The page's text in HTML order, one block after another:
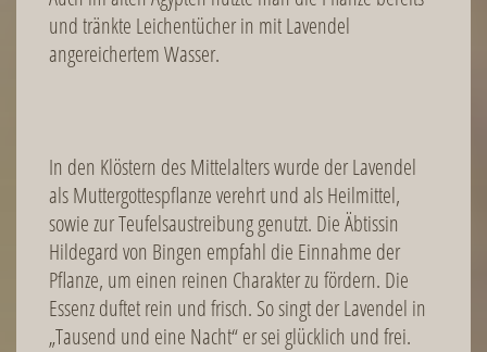
und tränkte Leichentücher in mit Lavendel
angereichertem Wasser.
In den Klöstern des Mittelalters wurde der Lavendel
als Muttergottespflanze verehrt und als Heilmittel,
sowie zur Teufelsaustreibung genutzt. Die Äbtissin
Hildegard von Bingen empfahl die Einnahme der
Pflanze, um einen reinen Charakter zu fördern. Die
Essenz duftet rein und frisch. So singt der Lavendel in
„Tausend und eine Nacht“ er sei glücklich und frei.